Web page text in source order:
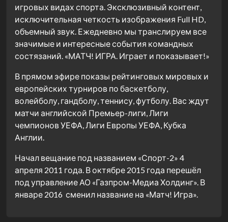
игровых видах спорта. Эксклюзивный контент,
исключительная четкость изображения Full HD,
объемный звук. Ежедневно мы транслируем все
значимые и интересные события командных
состязаний. «МАТЧ! ИГРА. Играет и показывает!»
В прямом эфире показы рейтинговых мировых и
европейских турниров по баскетболу,
волейболу, гандболу, теннису, футболу. Вас ждут
матчи английской Премьер-лиги, Лиги
чемпионов УЕФА, Лиги Европы УЕФА, Кубка
Англии.
Начал вещание под названием «Спорт-2» 4
апреля 2011 года. В октябре 2015 года перешёл
под управление АО «Газпром-Медиа Холдинг». В
январе 2016 сменил название на «Матч! Игра».